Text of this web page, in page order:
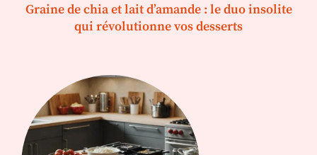
Graine de chia et lait d’amande : le duo insolite
qui révolutionne vos desserts